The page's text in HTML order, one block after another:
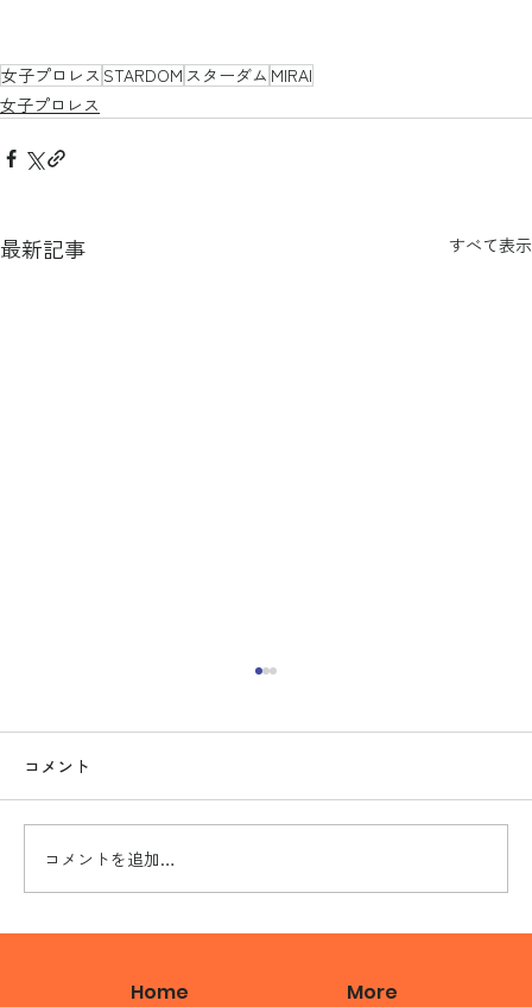
女子プロレス STARDOM スターダム MIRAI
女子プロレス
最新記事 すべて表示
合 2025.5.24 MARIGOLD
コメント
コメントを追加…
Home More